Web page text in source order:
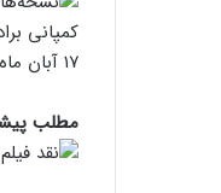
۱۷ آبان ماه آن هم به مناسبت هشتادمین سالگرد این عنوان راه خود را به پلتفرم‌های دیجیتال باز کند.
مطلب